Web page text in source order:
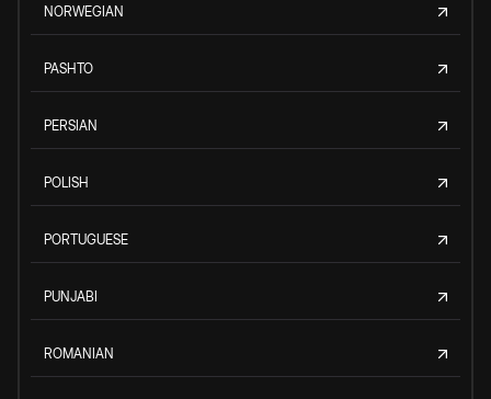
NORWEGIAN
PASHTO
PERSIAN
POLISH
PORTUGUESE
PUNJABI
ROMANIAN